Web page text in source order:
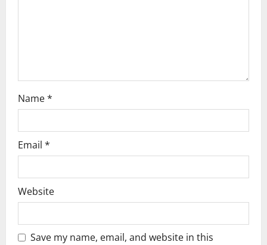
Name*
Email *
Website
Save my name, email, and website in this